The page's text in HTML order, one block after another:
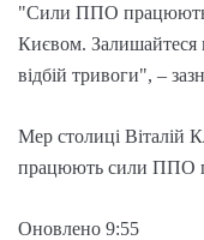
"Сили ППО працюють
Києвом. Залишайтеся
відбій тривоги", –
Мер столиці Віталій
працюють сили ППО
Оновлено 9:55